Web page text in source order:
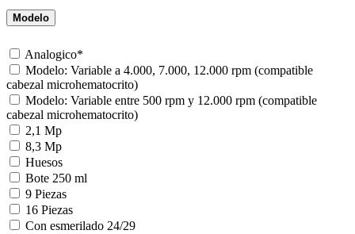
Modelo
Analogico*
Modelo: Variable a 4.000, 7.000, 12.000 rpm (compatible
cabezal microhematocrito)
Modelo: Variable entre 500 rpm y 12.000 rpm (compatible
cabezal microhematocrito)
2,1 Mp
8,3 Mp
Huesos
Bote 250 ml
9 Piezas
16 Piezas
Con esmerilado 24/29